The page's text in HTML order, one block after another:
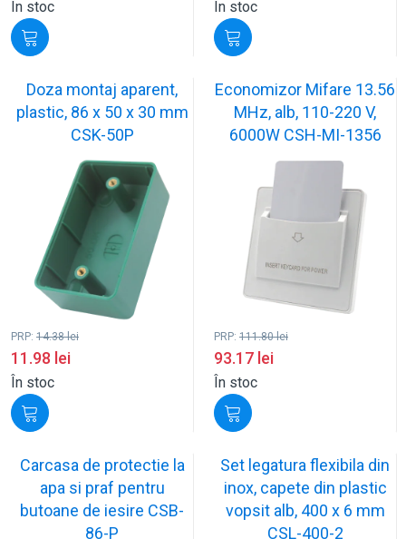
În stoc În stoc
Doza montaj aparent,
plastic, 86 x 50 x 30 mm
CSK-50P
PRP: 14.38lei
11.98 lei
În stoc
Economizor Mifare 13.56
MHz, alb, 110-220 V,
6000W CSH-MI-1356
PRP: 111.80lei
93.17 lei
În stoc
Carcasa de protectie la
apa si praf pentru
butoane de iesire CSB-
86-P
Set legatura flexibila din
inox, capete din plastic
vopsit alb, 400 x 6 mm
CSL-400-2